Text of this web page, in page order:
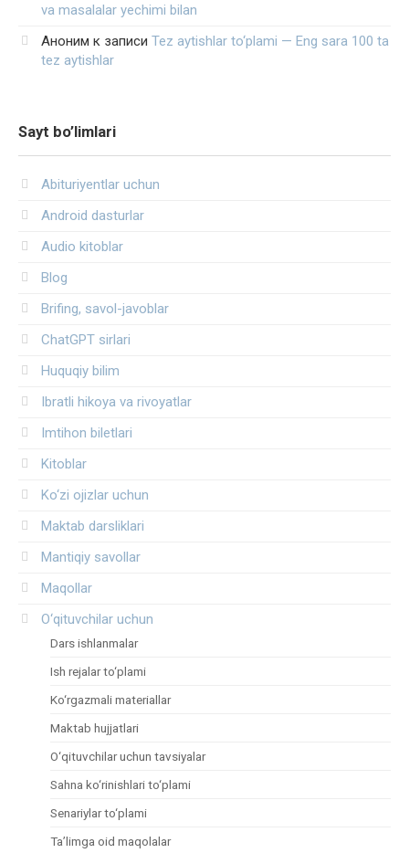
va masalalar yechimi bilan
Аноним к записи Tez aytishlar to‘plami — Eng sara 100 ta
tez aytishlar
Sayt bo’limlari
Abituriyentlar uchun
Android dasturlar
Audio kitoblar
Blog
Brifing, savol-javoblar
ChatGPT sirlari
Huquqiy bilim
Ibratli hikoya va rivoyatlar
Imtihon biletlari
Kitoblar
Ko‘zi ojizlar uchun
Maktab darsliklari
Mantiqiy savollar
Maqollar
O‘qituvchilar uchun
Dars ishlanmalar
Ish rejalar to‘plami
Ko‘rgazmali materiallar
Maktab hujjatlari
O‘qituvchilar uchun tavsiyalar
Sahna ko‘rinishlari to‘plami
Senariylar to‘plami
Ta’limga oid maqolalar